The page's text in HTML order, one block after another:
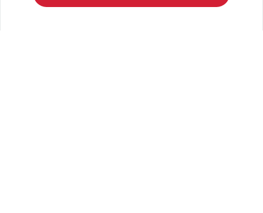
Privatumo taisyklės